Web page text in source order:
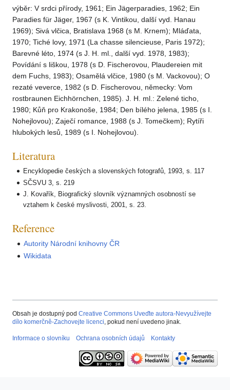
výběr: V srdci přírody, 1961; Ein Jägerparadies, 1962; Ein
Paradies für Jäger, 1967 (s K. Vintikou, další vyd. Hanau
1969); Sivá vlčica, Bratislava 1968 (s M. Krnem); Mláďata,
1970; Tiché lovy, 1971 (La chasse silencieuse, Paris 1972);
Barevné léto, 1974 (s J. H. ml., další vyd. 1978, 1983);
Povídání s liškou, 1978 (s D. Fischerovou, Plaudereien mit
dem Fuchs, 1983); Osamělá vlčice, 1980 (s M. Vackovou); O
rezaté veverce, 1982 (s D. Fischerovou, německy: Vom
rostbraunen Eichhörnchen, 1985). J. H. ml.: Zelené ticho,
1980; Kůň pro Krakonoše, 1984; Den bílého jelena, 1985 (s I.
Nohejlovou); Zaječí romance, 1988 (s J. Tomečkem); Rytíři
hlubokých lesů, 1989 (s I. Nohejlovou).
Literatura
Encyklopedie českých a slovenských fotografů, 1993, s. 117
SČSVU 3, s. 219
J. Kovařík, Biografický slovník významných osobností se
vztahem k české myslivosti, 2001, s. 23.
Reference
Autority Národní knihovny ČR
Wikidata
Obsah je dostupný pod Creative Commons Uveďte autora-Nevyužívejte
dílo komerčně-Zachovejte licenci, pokud není uvedeno jinak.
Informace o slovníku Ochrana osobních údajů Kontakty